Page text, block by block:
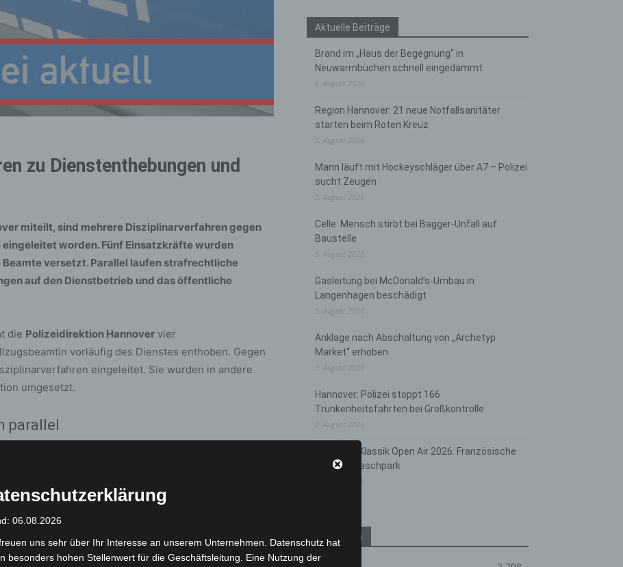
zu Dienstenthebungen und
miteilt, sind mehrere Disziplinarverfahren gegen
worden. Fünf Einsatzkräfte wurden
versetzt. Parallel laufen strafrechtliche
auf den Dienstbetrieb und das öffentliche
die Polizeidirektion Hannover vier
vorläufig des Dienstes enthoben. Gegen
eingeleitet. Sie wurden in andere
umgesetzt.
parallel
im Rahmen der Ermittlungen auch
Entsprechende Ermittlungsverfahren wurden
Teile der Disziplinarverfahren sind bis zum
ausgesetzt.
derzeit keine Angaben. Dies sei aus
nicht möglich, teilte die Polizeidirektion mit.
Aktuelle Beiträge
Brand im „Haus der Begegnung“ in
Neuwarmbüchen schnell eingedämmt
6. August 2026
Region Hannover: 21 neue Notfallsanitäter
starten beim Roten Kreuz
5. August 2026
Mann läuft mit Hockeyschläger über A7 – Polizei
sucht Zeugen
5. August 2026
Celle: Mensch stirbt bei Bagger-Unfall auf
Baustelle
5. August 2026
Gasleitung bei McDonald’s-Umbau in
Langenhagen beschädigt
5. August 2026
Anklage nach Abschaltung von „Archetyp
Market“ erhoben
3. August 2026
Hannover: Polizei stoppt 166
Trunkenheitsfahrten bei Großkontrolle
2. August 2026
Hannover Klassik Open Air 2026: Französische
Oper im Maschpark
Kategorien
06.08.2026
uns sehr über Ihr Interesse an unserem Unternehmen. Datenschutz hat
besonders hohen Stellenwert für die Geschäftsleitung. Eine Nutzung der